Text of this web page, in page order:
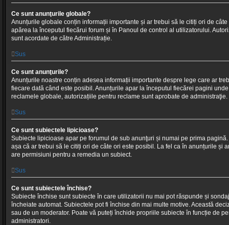
Ce sunt anunţurile globale?
Anunțurile globale conțin informații importante și ar trebui să le citiți ori de
apărea la începutul fiecărui forum și în Panoul de control al utilizatorului.
sunt acordate de către Administrație.
Sus
Ce sunt anunţurile?
Anunțurile noastre conțin adesea informații importante despre lege care ar
fiecare dată când este posibil. Anunțurile apar la începutul fiecărei pagini
reclamele globale, autorizațiile pentru reclame sunt aprobate de administraţie.
Sus
Ce sunt subiectele lipicioase?
Subiecte lipicioase apar pe forumul de sub anunţuri și numai pe prima
așa că ar trebui să le citiți ori de câte ori este posibil. La fel ca în anunțurile și
are permisiuni pentru a remedia un subiect.
Sus
Ce sunt subiectele închise?
Subiecte închise sunt subiecte în care utilizatorii nu mai pot răspunde și
încheiate automat. Subiectele pot fi închise din mai multe motive. Această
sau de un moderator. Poate vă puteți închide propriile subiecte în funcție de
administratori.